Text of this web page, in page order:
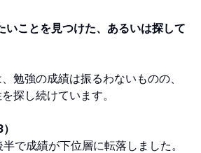
いことを見つけた、あるいは探して
勉強の成績は振るわないものの、
探し続けています。
で成績が下位層に転落しました。